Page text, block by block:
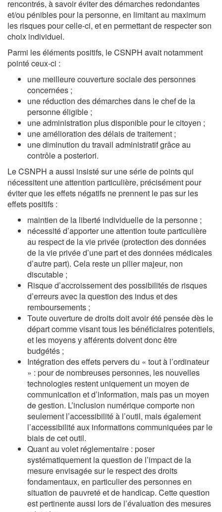
rencontrés, à savoir éviter des démarches redondantes
et/ou pénibles pour la personne, en limitant au maximum
les risques pour celle-ci, et en permettant de respecter son
choix individuel.
Parmi les éléments positifs, le CSNPH avait notamment
pointé ceux-ci :
une meilleure couverture sociale des personnes
concernées ;
une réduction des démarches dans le chef de la
personne éligible ;
une administration plus disponible pour le citoyen ;
une amélioration des délais de traitement ;
une diminution du travail administratif grâce au
contrôle a posteriori.
Le CSNPH a aussi insisté sur une série de points qui
nécessitent une attention particulière, précisément pour
éviter que les effets négatifs ne prennent le pas sur les
effets positifs :
maintien de la liberté individuelle de la personne ;
nécessité d’apporter une attention toute particulière
au respect de la vie privée (protection des données
de la vie privée d’une part et des données médicales
d’autre part). Cela reste un pilier majeur, non
discutable ;
Risque d’accroissement des possibilités de risques
d’erreurs avec la question des indus et des
remboursements ;
Toute ouverture de droits doit avoir été pensée dès le
départ comme visant tous les bénéficiaires potentiels,
et les moyens y afférents doivent donc être
budgétés ;
Intégration des effets pervers du « tout à l’ordinateur
» : pour de nombreuses personnes, les nouvelles
technologies restent uniquement un moyen de
communication et d’information, mais pas un moyen
de gestion. L’inclusion numérique comporte non
seulement l’accessibilité à l’outil, mais également
l’accessibilité aux informations communiquées par le
biais de cet outil.
Quant au volet réglementaire : poser
systématiquement la question de l’impact de la
mesure envisagée sur le respect des droits
fondamentaux, en particulier des personnes en
situation de pauvreté et de handicap. Cette question
est pertinente aussi lors de l’évaluation des mesures